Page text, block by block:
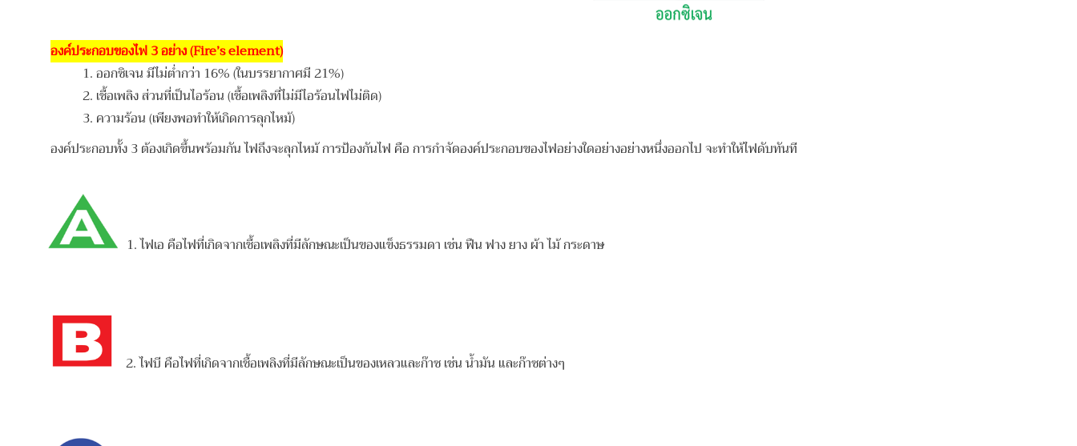
องค์ประกอบของไฟ 3 อย่าง (Fire’s element)
1. ออกซิเจน มีไม่ต่ำกว่า 16% (ในบรรยากาศมี 21%)
2. เชื้อเพลิง ส่วนที่เป็นไอร้อน (เชื้อเพลิงที่ไม่มีไอร้อนไฟไม่ติด)
3. ความร้อน (เพียงพอทำให้เกิดการลุกไหม้)
องค์ประกอบทั้ง 3 ต้องเกิดขึ้นพร้อมกัน ไฟถึงจะลุกไหม้การป้องกันไฟ คือ การกำจัดองค์ประกอบของไฟอย่างใดอย่างอย่างหนึ่งออกไป จะทำให้ไฟดับทันที
1. ไฟเอ คือไฟที่เกิดจากเชื้อเพลิงที่มีลักษณะเป็นของแข็งธรรมดา เช่น ฟืน ฟาง ยาง ผ้า ไม้ กระดาษ
2. ไฟบี คือไฟที่เกิดจากเชื้อเพลิงที่มีลักษณะเป็นของเหลวและก๊าซ เช่น น้ำมัน และก๊าซต่างๆ